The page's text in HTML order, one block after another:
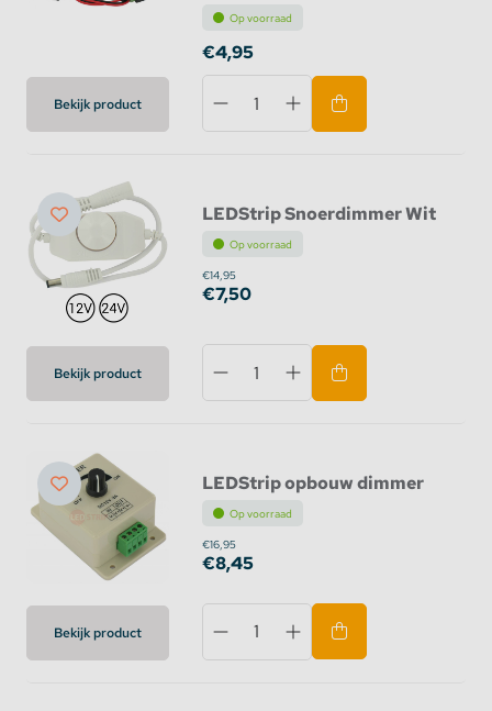
Bekijk product
Op voorraad
€4,95
Bekijk product
LEDStrip Snoerdimmer Wit
Op voorraad
€14,95
€7,50
Bekijk product
LEDStrip opbouw dimmer
Op voorraad
€16,95
€8,45